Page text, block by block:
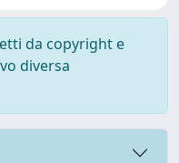
da copyright e
diversa